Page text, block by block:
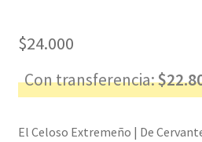
$24.000
Con transferencia:$
El Celoso Extremeño | De